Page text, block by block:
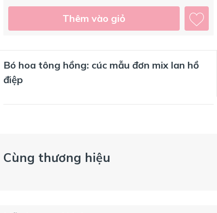
Thêm vào giỏ
Bó hoa tông hồng: cúc mẫu đơn mix lan hồ
điệp
Cùng thương hiệu